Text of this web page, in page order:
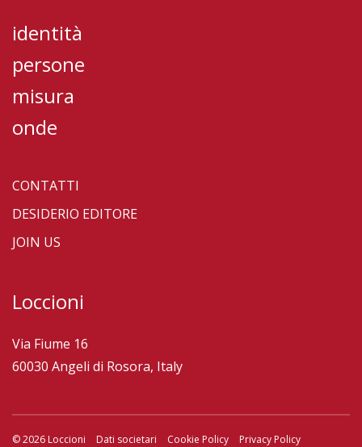
identità
persone
misura
onde
CONTATTI
DESIDERIO EDITORE
JOIN US
Loccioni
Via Fiume 16
60030 Angeli di Rosora, Italy
© 2026 Loccioni Dati societari Cookie Policy Privacy Policy